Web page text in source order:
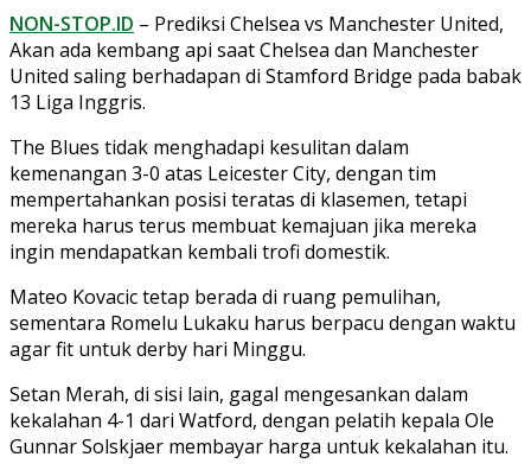
NON-STOP.ID – Prediksi Chelsea vs Manchester United,
Akan ada kembang api saat Chelsea dan Manchester
United saling berhadapan di Stamford Bridge pada babak
13 Liga Inggris.
The Blues tidak menghadapi kesulitan dalam
kemenangan 3-0 atas Leicester City, dengan tim
mempertahankan posisi teratas di klasemen, tetapi
mereka harus terus membuat kemajuan jika mereka
ingin mendapatkan kembali trofi domestik.
Mateo Kovacic tetap berada di ruang pemulihan,
sementara Romelu Lukaku harus berpacu dengan waktu
agar fit untuk derby hari Minggu.
Setan Merah, di sisi lain, gagal mengesankan dalam
kekalahan 4-1 dari Watford, dengan pelatih kepala Ole
Gunnar Solskjaer membayar harga untuk kekalahan itu.